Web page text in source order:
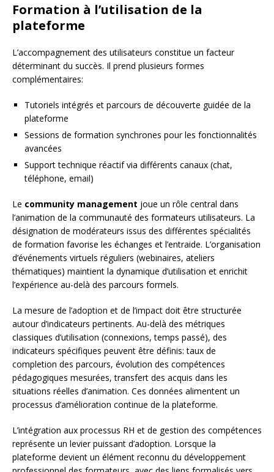
Formation à l’utilisation de la
plateforme
L’accompagnement des utilisateurs constitue un facteur
déterminant du succès. Il prend plusieurs formes
complémentaires:
Tutoriels intégrés et parcours de découverte guidée de la
plateforme
Sessions de formation synchrones pour les fonctionnalités
avancées
Support technique réactif via différents canaux (chat,
téléphone, email)
Le community management joue un rôle central dans
l’animation de la communauté des formateurs utilisateurs. La
désignation de modérateurs issus des différentes spécialités
de formation favorise les échanges et l’entraide. L’organisation
d’événements virtuels réguliers (webinaires, ateliers
thématiques) maintient la dynamique d’utilisation et enrichit
l’expérience au-delà des parcours formels.
La mesure de l’adoption et de l’impact doit être structurée
autour d’indicateurs pertinents. Au-delà des métriques
classiques d’utilisation (connexions, temps passé), des
indicateurs spécifiques peuvent être définis: taux de
completion des parcours, évolution des compétences
pédagogiques mesurées, transfert des acquis dans les
situations réelles d’animation. Ces données alimentent un
processus d’amélioration continue de la plateforme.
L’intégration aux processus RH et de gestion des compétences
représente un levier puissant d’adoption. Lorsque la
plateforme devient un élément reconnu du développement